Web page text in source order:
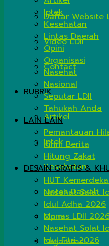
Daftar Website
Video LDII
Contact
RUBRIK
Artikel
Iptek
Kesehatan
Lintas Daerah
Opini
Organisasi
Iptek
Kesehatan
Lintas Daerah
Opini
Organisasi
Nasehat
Nasional
Seputar LDII
Tahukah Anda
LAIN LAIN
Pemantauan
Kirim Berita
Hitung Zakat
DESAIN GRAFIS &
HUT
Nasehat Salat
Idul Adha 2026
Munas LDII 2026
Nasehat Solat
Idul Fitri 2026